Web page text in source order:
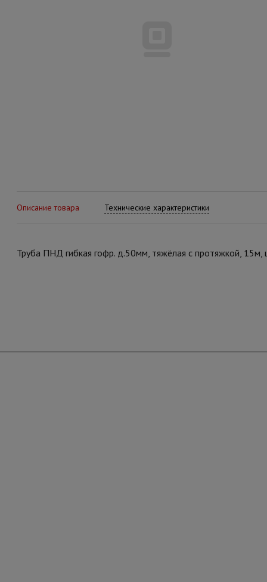
Описание товара Технические характеристики
Труба ПНД гибкая гофр. д.50мм, тяжёлая с протяжкой, 15м,